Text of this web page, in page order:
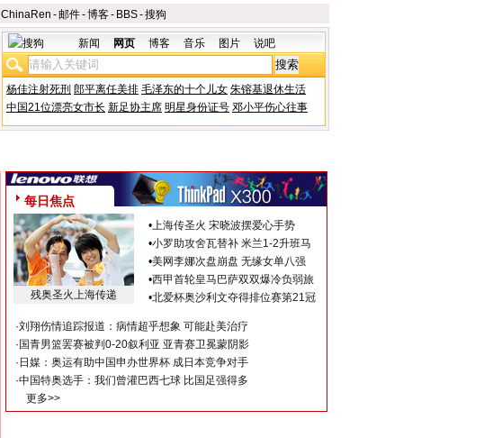
ChinaRen -邮件-博客- BBS-搜狗
新闻 网页 博客 音乐 图片 说吧
杨佳注射死刑 郎平离任美排 毛泽东的十个儿女 朱镕基退休生活
中国21位漂亮女市长 新足协主席 明星身份证号 邓小平伤心往事
每日焦点
残奥圣火上海传递
•上海传圣火 宋晓波摆爱心手势
•小罗助攻舍瓦替补 米兰1-2升班马
•美网李娜次盘崩盘 无缘女单八强
•西甲首轮皇马巴萨双双爆冷负弱旅
•北爱杯奥沙利文夺得排位赛第21冠
·刘翔伤情追踪报道：病情超乎想象 可能赴美治疗
· 国青男篮罢赛被判0-20叙利亚 亚青赛卫冕蒙阴影
· 日媒：奥运有助中国申办世界杯 成日本竞争对手
·中国特奥选手：我们曾灌巴西七球 比国足强得多
更多>>